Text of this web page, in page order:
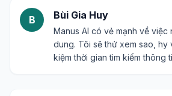
B Bùi Gia Huy
Manus AI có vẻ mạnh về việc
dung. Tôi sẽ thử xem sao, hy
kiệm thời gian tìm kiếm thông